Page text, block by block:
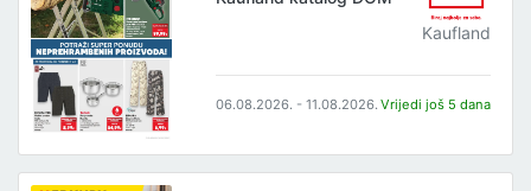
Kaufland
06.08.2026. - 11.08.2026. Vrijedi još 5 dana